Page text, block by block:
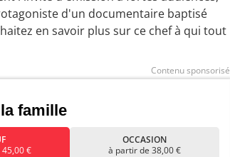
d'un documentaire baptisé
en savoir plus sur ce chef à qui tout
Contenu sponsorisé
famille
€
OCCASION
à partir de 38,00 €